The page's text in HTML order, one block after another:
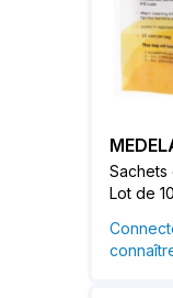
Sachets
Lot de 10